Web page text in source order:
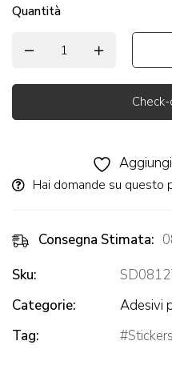
Quantità
Hai domande su questo
Consegna Stimata:
Sku:
Categorie:
Adesivi
Tag: